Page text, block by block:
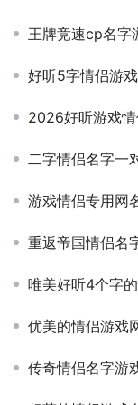
王牌竞速cp名字
好听5字情侣游
2026好听游戏情
二字情侣名字一
游戏情侣专用网
重返帝国情侣名
唯美好听4个字的情侣
优美的情侣游戏
传奇情侣名字游